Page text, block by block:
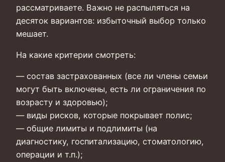
рассматриваете. Важно не распыляться на
десяток вариантов: избыточный выбор только
мешает.
На какие критерии смотреть:
— состав застрахованных (все ли члены семьи
могут быть включены, есть ли ограничения по
возрасту и здоровью);
— виды рисков, которые покрывает полис;
— общие лимиты и подлимиты (на
диагностику, госпитализацию, стоматологию,
операции и т.п.);